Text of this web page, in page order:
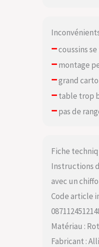
–coussins
–montage
–grand
–table trop
–pas de
Fiche
Instructions
avec un
Code article
Matériau :
Fabricant :